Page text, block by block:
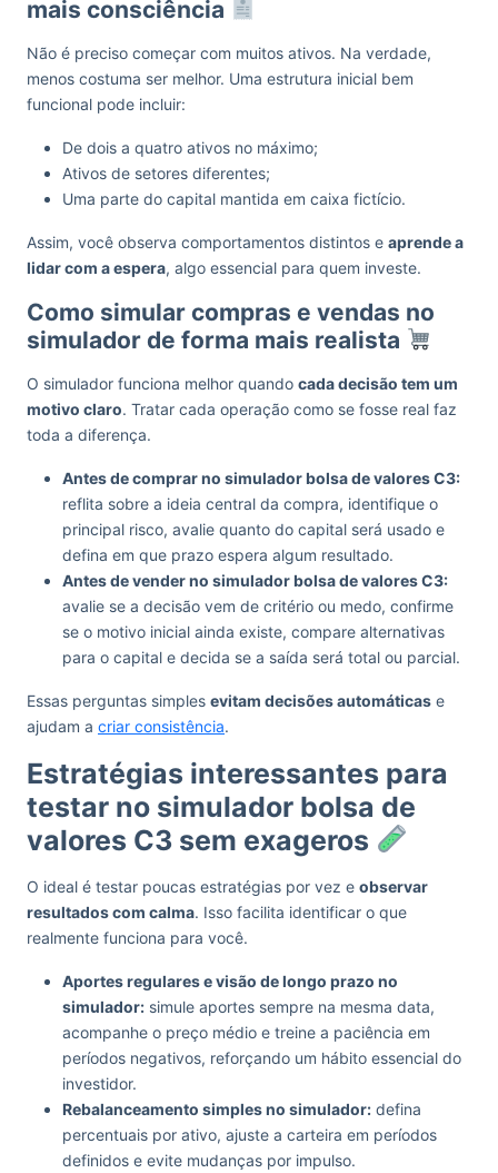
mais consciência
Não é preciso começar com muitos ativos. Na verdade,
menos costuma ser melhor. Uma estrutura inicial bem
funcional pode incluir:
De dois a quatro ativos no máximo;
Ativos de setores diferentes;
Uma parte do capital mantida em caixa fictício.
Assim, você observa comportamentos distintos e aprende a
lidar com a espera, algo essencial para quem investe.
Como simular compras e vendas no
simulador de forma mais realista
O simulador funciona melhor quando cada decisão tem um
motivo claro. Tratar cada operação como se fosse real faz
toda a diferença.
Antes de comprar no simulador bolsa de valores C3:
reflita sobre a ideia central da compra, identifique o
principal risco, avalie quanto do capital será usado e
defina em que prazo espera algum resultado.
Antes de vender no simulador bolsa de valores C3:
avalie se a decisão vem de critério ou medo, confirme
se o motivo inicial ainda existe, compare alternativas
para o capital e decida se a saída será total ou parcial.
Essas perguntas simples evitam decisões automáticas e
ajudam a criar consistência.
Estratégias interessantes para
testar no simulador bolsa de
valores C3 sem exageros
O ideal é testar poucas estratégias por vez e observar
resultados com calma. Isso facilita identificar o que
realmente funciona para você.
Aportes regulares e visão de longo prazo no
simulador: simule aportes sempre na mesma data,
acompanhe o preço médio e treine a paciência em
períodos negativos, reforçando um hábito essencial do
investidor.
Rebalanceamento simples no simulador: defina
percentuais por ativo, ajuste a carteira em períodos
definidos e evite mudanças por impulso.